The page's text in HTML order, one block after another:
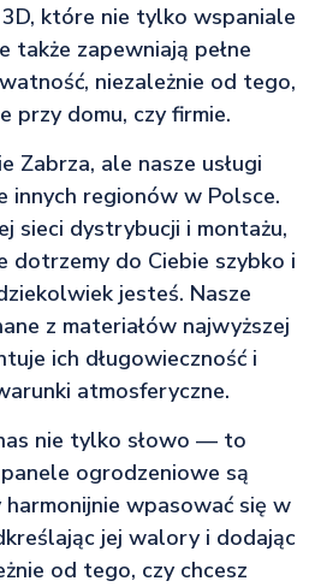
które nie tylko wspaniale
także zapewniają pełne
niezależnie od tego,
przy domu, czy firmie.
Zabrza, ale nasze usługi
innych regionów w Polsce.
sieci dystrybucji i montażu,
dotrzemy do Ciebie szybko i
jesteś. Nasze
z materiałów najwyższej
ich długowieczność i
atmosferyczne.
nie tylko słowo — to
ogrodzeniowe są
wpasować się w
jej walory i dodając
od tego, czy chcesz